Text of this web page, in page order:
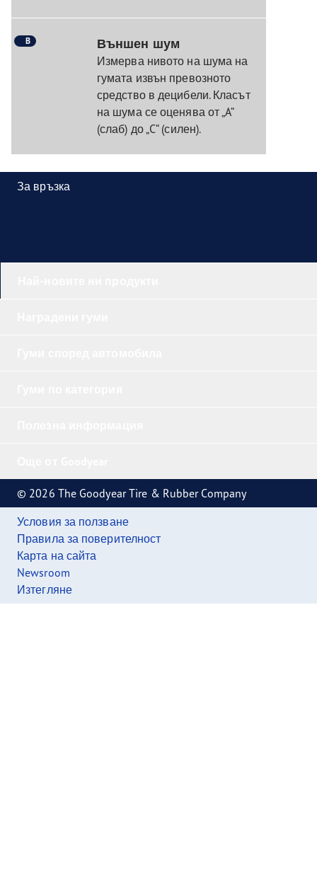
B Външен шум
Измерва нивото на шума на
гумата извън превозното
средство в децибели. Класът
на шума се оценява от „A“
(слаб) до „C“ (силен).
За връзка
© 2026 The Goodyear Tire & Rubber Company
Условия за ползване
Правила за поверителност
Карта на сайта
Newsroom
Изтегляне